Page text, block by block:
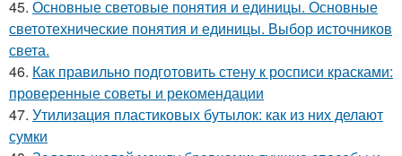
45. Основные световые понятия и единицы. Основные
светотехнические понятия и единицы. Выбор источников
света.
46. Как правильно подготовить стену к росписи красками:
проверенные советы и рекомендации
47. Утилизация пластиковых бутылок: как из них делают
сумки